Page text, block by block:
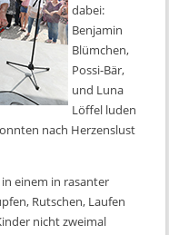
dabei:
Benjamin
Blümchen,
Possi-Bär,
und Luna
Löffel luden
nach Herzenslust
einem in rasanter
Rutschen, Laufen
nicht zweimal